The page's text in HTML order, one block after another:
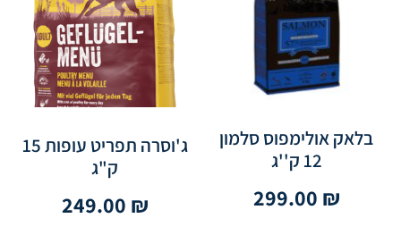
בלאק אולימפוס סלמון
12 ק''ג
299.00 ₪
ג'וסרה תפריט עופות 15
ק"ג
249.00 ₪